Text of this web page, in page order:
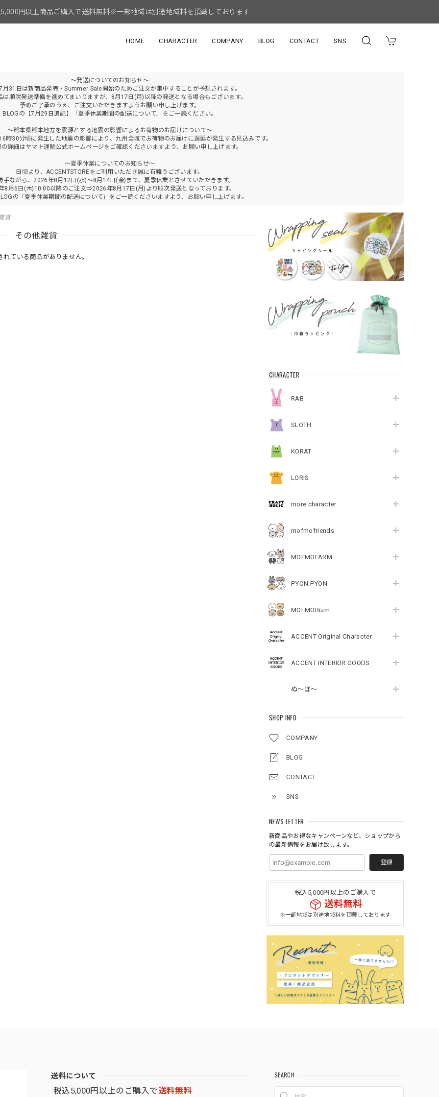
円以上商品ご購入で送料無料※一部地域は別途地域料を頂戴しております
HOME CHARACTER COMPANY BLOG CONTACT SNS
～発送についてのお知らせ～
月31日は新商品発売・Summer Sale開始のためご注文が集中することが予想されます。
は順次発送準備を進めてまいりますが、8月17日(月)以降の発送となる場合もございます。
予めご了承のうえ、ご注文いただきますようお願い申し上げます。
BLOGの【7月29日追記】「夏季休業期間の配送について」をご一読ください。
～熊本県熊本地方を震源とする地震の影響によるお荷物のお届けについて～
時30分頃に発生した地震の影響により、九州全域でお荷物のお届けに遅延が発生する見込みです。
詳細はヤマト運輸公式ホームページをご確認くださいますよう、お願い申し上げます。
～夏季休業についてのお知らせ～
日頃より、ACCENTSTOREをご利用いただき誠に有難うございます。
手ながら、2026年8月12日(水)～8月14日(金)まで、夏季休業とさせていただきます。
8月6日(木)10:00以降のご注文⇒2026年8月17日(月)より順次発送となっております。
の「夏季休業期間の配送について」をご一読くださいますよう、お願い申し上げます。
CHARACTER
RAB
SLOTH
KORAT
LORIS
more character
mofmofriends
MOFMOFARM
PYON PYON
MOFMORium
ACCENT Original Character
ACCENT INTERIOR GOODS
ぬ～ぼ～
SHOP INFO
COMPANY
BLOG
CONTACT
SNS
NEWS LETTER
新商品やお得なキャンペーンなど、ショップから
の最新情報をお届け致します。
登録
税込5,000円以上のご購入で
送料無料
※一部地域は別途地域料を頂戴しております
貨
その他雑貨
れている商品がありません。
送料について
税込5,000円以上のご購入で送料無料
SEARCH